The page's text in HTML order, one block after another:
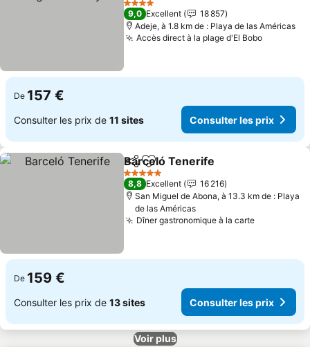
4 Étoiles
9,0 Excellent
18 857
Adeje, à 1.8 km de : Playa de las Américas
Accès direct à la plage d'El Bobo
De 157 €
Consulter les prix de 11 sites Consulter les prix
PartagerAjouter à mes favoris
Barceló Tenerife
5 Étoiles
8,8 Excellent
16 216
San Miguel de Abona, à 13.3 km de : Playa
de las Américas
Dîner gastronomique à la carte
De 159 €
Consulter les prix de 13 sites Consulter les prix
Voir plus